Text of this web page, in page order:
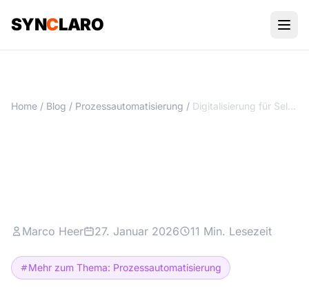
SYNCLARO
Home / Blog / Prozessautomatisierung / Digitalisierung für Selbstständige: Der Praxis-Fahrplan
Marco Heer 27. Januar 2026 11 Min. Lesezeit
Mehr zum Thema: Prozessautomatisierung